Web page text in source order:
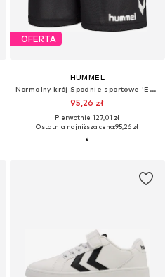
OFERTA
HUMMEL
Normalny krój Spodnie sportowe 'Essential'
95,26 zł
Pierwotnie: 127,01 zł
Ostatnia najniższa cena:95,26 zł